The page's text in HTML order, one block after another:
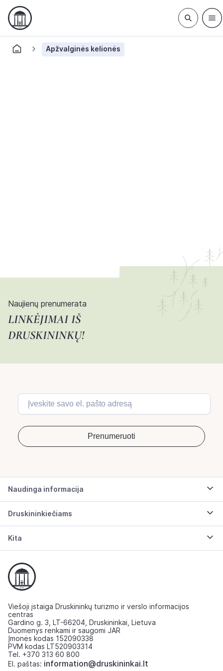
Apžvalginės kelionės
Naujienų prenumerata
LINKĖJIMAI IŠ
DRUSKININKŲ!
Naudinga informacija
Druskininkiečiams
Kita
Viešoji įstaiga Druskininkų turizmo ir verslo informacijos
centras
Gardino g. 3, LT-66204, Druskininkai, Lietuva
Duomenys renkami ir saugomi JAR
Įmonės kodas 152090338
PVM kodas LT520903314
Tel. +370 313 60 800
El. paštas: information@druskininkai.lt